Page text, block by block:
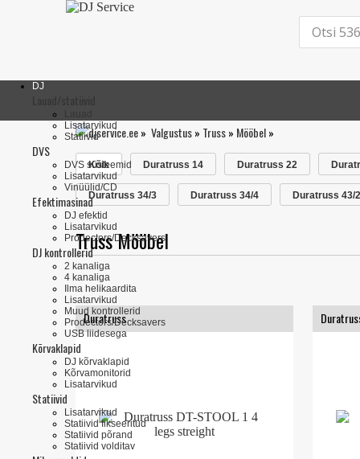
DJ
Lisatarvikud
Statiivid
DVS
DVS süsteemid
Lisatarvikud
Vinüülid/CD
Efektimasinad
DJ efektid
Lisatarvikud
Prodectors/Decksavers
DJ kontrollerid
2 kanaliga
4 kanaliga
Ilma helikaardita
Lisatarvikud
Muud kontrollerid
Prodectors/Decksavers
USB liidesega
Kõrvaklapid
DJ kõrvaklapid
Kõrvamonitorid
Lisatarvikud
Statiivid
Lisatarvikud
Statiivid fikseeritud
Statiivid põrand
Statiivid volditav
» Valgustus» Truss» Mööbel»
Kõik Duratruss 14 Duratruss 22
Duratruss 34/3 Duratruss 34/4 Duratruss 43/2
Truss Mööbel
Duratruss